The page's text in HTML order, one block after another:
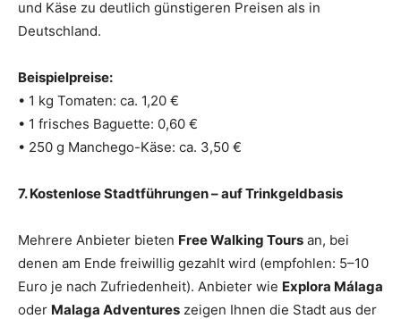
und Käse zu deutlich günstigeren Preisen als in
Deutschland.
Beispielpreise:
• 1 kg Tomaten: ca. 1,20 €
• 1 frisches Baguette: 0,60 €
• 250 g Manchego-Käse: ca. 3,50 €
7. Kostenlose Stadtführungen – auf Trinkgeldbasis
Mehrere Anbieter bieten Free Walking Tours an, bei
denen am Ende freiwillig gezahlt wird (empfohlen: 5–10
Euro je nach Zufriedenheit). Anbieter wie Explora Málaga
oder Malaga Adventures zeigen Ihnen die Stadt aus der